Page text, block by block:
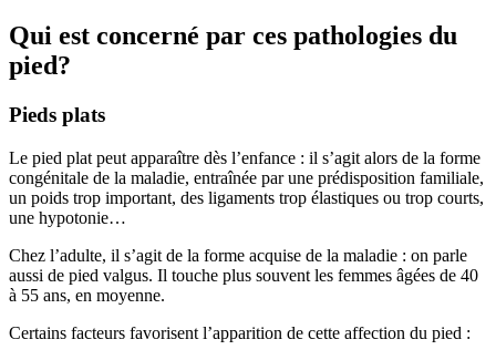
Qui est concerné par ces pathologies du
pied?
Pieds plats
Le pied plat peut apparaître dès l’enfance : il s’agit alors de la forme
congénitale de la maladie, entraînée par une prédisposition familiale,
un poids trop important, des ligaments trop élastiques ou trop courts,
une hypotonie…
Chez l’adulte, il s’agit de la forme acquise de la maladie : on parle
aussi de pied valgus. Il touche plus souvent les femmes âgées de 40
à 55 ans, en moyenne.
Certains facteurs favorisent l’apparition de cette affection du pied :